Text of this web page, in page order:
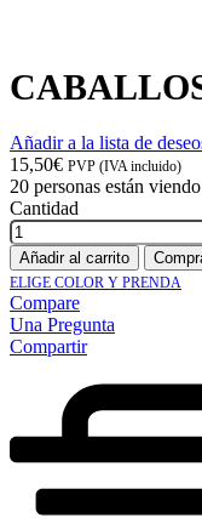
Añadir a la lista de
15,50€ PVP (IVA incluido)
20 personas están
Cantidad
Añadir al carrito
ELIGE COLOR Y PRENDA
Compare
Una Pregunta
Compartir